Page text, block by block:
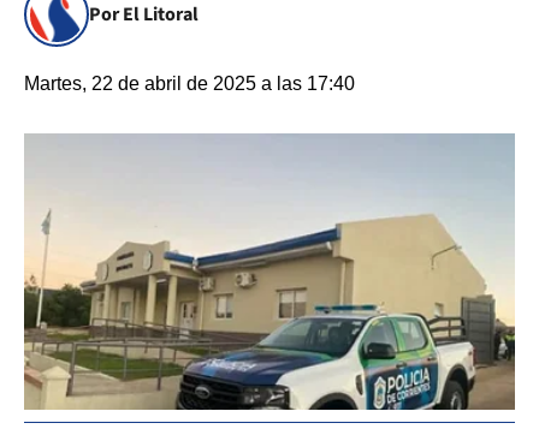
Por El Litoral
Martes, 22 de abril de 2025 a las 17:40